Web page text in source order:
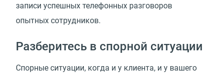
записи успешных телефонных разговоров
опытных сотрудников.
Разберитесь в спорной ситуации
Спорные ситуации, когда и у клиента, и у вашего